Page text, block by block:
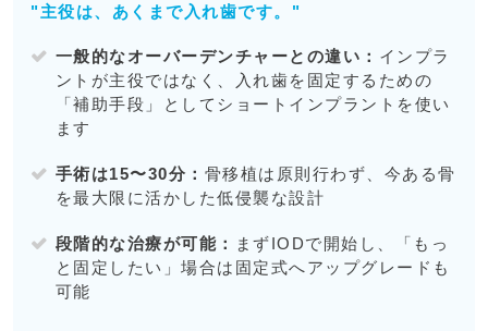
"主役は、あくまで入れ歯です。"
一般的なオーバーデンチャーとの違い： インプラ
ントが主役ではなく、入れ歯を固定するための
「補助手段」としてショートインプラントを使い
ます
手術は15〜30分： 骨移植は原則行わず、今ある骨
を最大限に活かした低侵襲な設計
段階的な治療が可能：
まずIODで開始し、「もっ
と固定したい」場合は固定式へアップグレードも
可能